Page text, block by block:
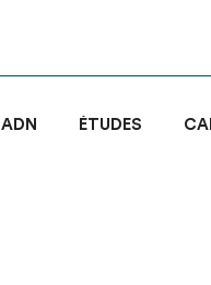
ADN ÉTUDES